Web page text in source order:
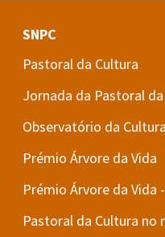
SNPC
Pastoral da Cultura
Jornada da Pastoral
Observatório da Cultura
Prémio Árvore da Vida
Prémio Árvore da Vida
Pastoral da Cultura no